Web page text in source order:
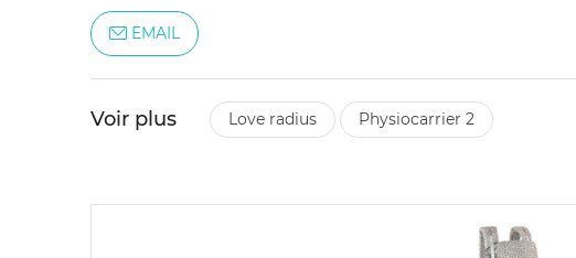
EMAIL
Voir plus love radius physiocarrier 2